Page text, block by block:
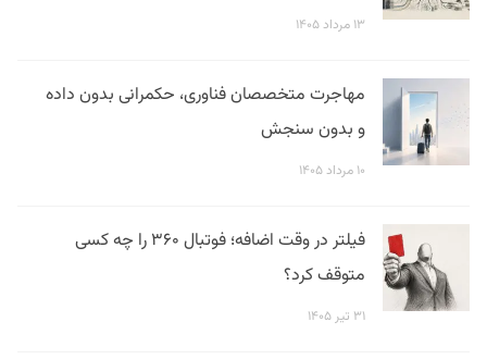
۱۳ مرداد ۱۴۰۵
مهاجرت متخصصان فناوری، حکمرانی بدون داده
و بدون سنجش
۱۰ مرداد ۱۴۰۵
فیلتر در وقت اضافه؛ فوتبال ۳۶۰ را چه کسی
متوقف کرد؟
۳۱ تیر ۱۴۰۵